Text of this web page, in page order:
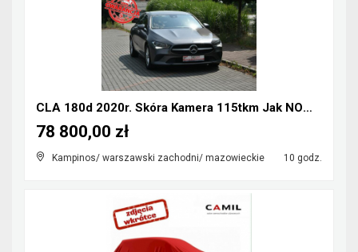
CLA 180d 2020r. Skóra Kamera 115tkm Jak NOWY Polec...
Kampinos/ warszawski zachodni/ mazowieckie 10 godz.
78 800,00 zł